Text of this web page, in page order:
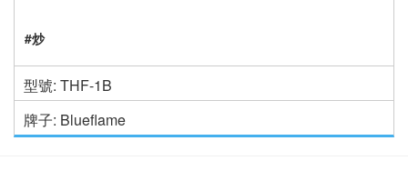
#炒
型號: THF-1B
牌子: Blueflame